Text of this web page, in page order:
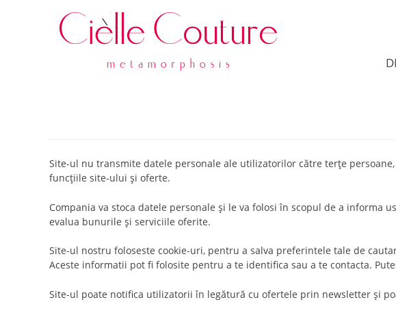
Site-ul nu transmite datele personale ale utilizatorilor către terţe
funcţiile site-ului şi oferte.
Compania va stoca datele personale şi le va folosi în scopul de a
evalua bunurile şi serviciile oferite.
Site-ul nostru foloseste cookie-uri, pentru a salva preferintele tale de
Aceste informatii pot fi folosite pentru a te identifica sau a te contacta.
Site-ul poate notifica utilizatorii în legătură cu ofertele prin newsletter şi